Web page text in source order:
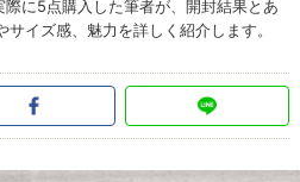
に5点購入した筆者が、開封結果とあ
イズ感、魅力を詳しく紹介します。